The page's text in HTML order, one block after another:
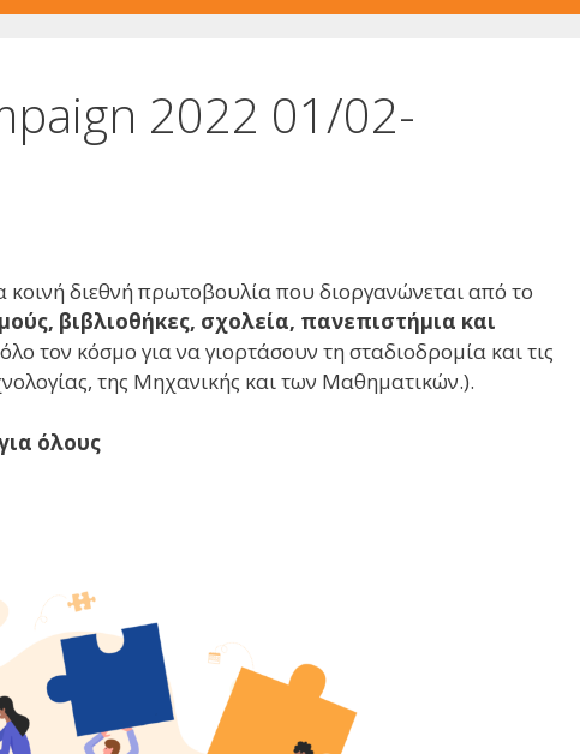
2022 01/02-
κοινή διεθνή πρωτοβουλία που διοργανώνεται από το
βιβλιοθήκες, σχολεία, πανεπιστήμια και
τον κόσμο για να γιορτάσουν τη σταδιοδρομία και τις
της Μηχανικής και των Μαθηματικών.).
όλους